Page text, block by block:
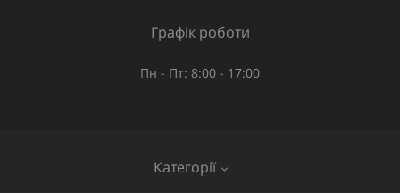
Категорії
Графік роботи
Пн - Пт: 8:00 - 17:00